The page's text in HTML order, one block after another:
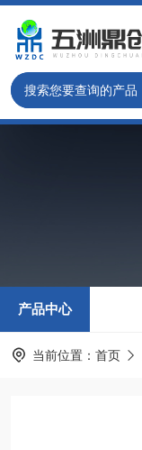
产品中心
当前位置： 首页